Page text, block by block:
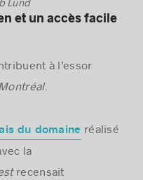
et un accès facile
à l’essor
.
du domaine réalisé
la
recensait